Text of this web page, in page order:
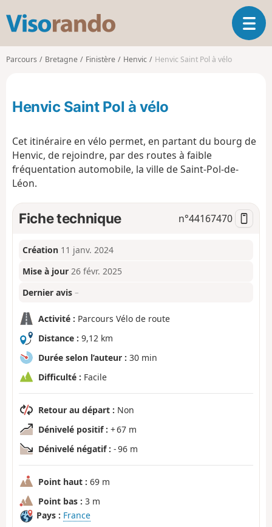
s
o
d
O
u
a
t
Parcours Bretagne Finistère Henvic Henvic Saint Pol à vélo
Henvic Saint Pol à vélo
Cet itinéraire en vélo permet, en partant du bourg de
Henvic, de rejoindre, par des routes à faible
fréquentation automobile, la ville de Saint-Pol-de-
Léon.
Fiche technique n°44167470
Création 11 janv. 2024
Mise à jour 26 févr. 2025
Dernier avis –
Activité : Parcours Vélo de route
Distance : 9,12 km
Durée selon l’auteur : 30 min
Difficulté : Facile
Retour au départ : Non
Dénivelé positif : + 67 m
Dénivelé négatif : - 96 m
Point haut : 69 m
Point bas : 3 m
Pays : France